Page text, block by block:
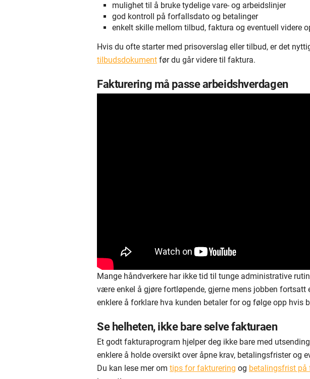
mulighet til å bruke tydelige vare- og arbeidslinjer
god kontroll på forfallsdato og betalinger
enkelt skille mellom tilbud, faktura og eventuell videre
Hvis du ofte starter med prisoverslag eller tilbud, er det
tilbudsdokument før du går videre til faktura.
Fakturering må passe arbeidshverdagen
Mange håndverkere har ikke tid til tunge administrative
være enkel å gjøre fortløpende, gjerne mens jobben fortsatt
enklere å forklare hva kunden betaler for og følge opp hvis
Se helheten, ikke bare selve fakturaen
Et godt fakturaprogram hjelper deg ikke bare med
enklere å holde oversikt over åpne krav, betalingsfrister og
Du kan lese mer om tips for fakturering og betalingsfrist på